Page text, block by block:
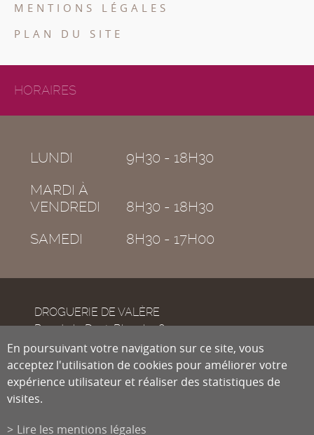
MENTIONS LÉGALES
PLAN DU SITE
HORAIRES
LUNDI
9H30 - 18H30
MARDI À
VENDREDI
8H30 - 18H30
SAMEDI
8H30 - 17H00
DROGUERIE DE VALÈRE
Rue de la Dent-Blanche 8
CH-1950
Sion
Tél.
En poursuivant votre navigation sur ce site, vous
acceptez l'utilisation de cookies pour améliorer votre
expérience utilisateur et réaliser des statistiques de
visites.
Lire les mentions légales